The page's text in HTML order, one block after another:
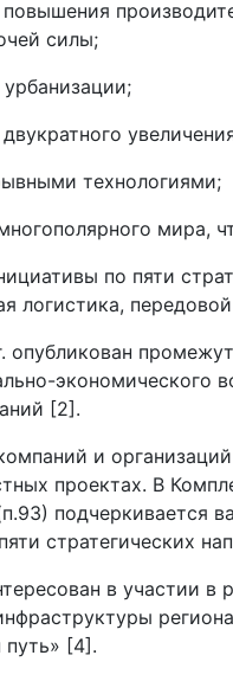
силы;
технологиями;
мира,
по пяти
логистика,
опубликован
экономического
[2].
и
проектах. В
подчеркивается
стратегических
в участии
[4].